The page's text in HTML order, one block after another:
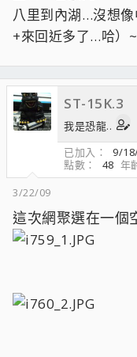
八里到內湖…沒想
+來回近多了…哈）~
ST-15K.3
我是恐龍..
已加入
9/
點數
48 年
3/22/09
這次網聚選在一個